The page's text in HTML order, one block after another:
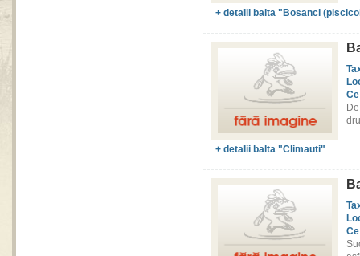
+ detalii balta "Bosanci
+ detalii balta "Climauti"